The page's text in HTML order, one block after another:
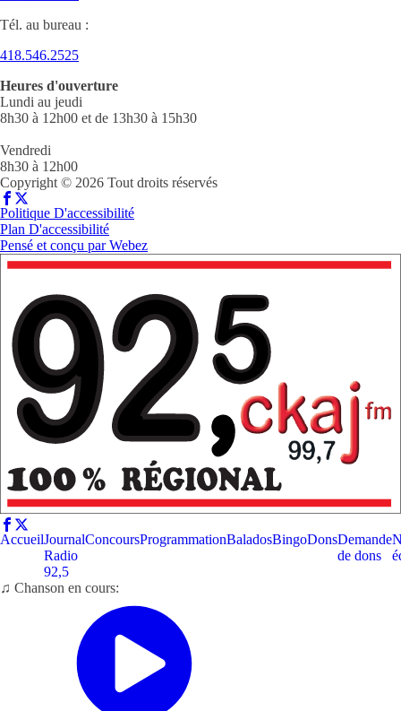
Tél. au bureau :
418.546.2525
Heures d'ouverture
Lundi au jeudi
8h30 à 12h00 et de 13h30 à 15h30
Vendredi
8h30 à 12h00
Copyright © 2026 Tout droits réservés
Politique D'accessibilité
Plan D'accessibilité
Pensé et conçu parWebez
AccueilJournal
Radio
92,5
ConcoursProgrammationBaladosBingoDonsDemande
de dons
♫ Chanson en cours: